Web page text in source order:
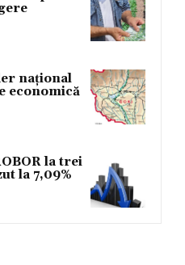
național
economică
la trei
la 7,09%